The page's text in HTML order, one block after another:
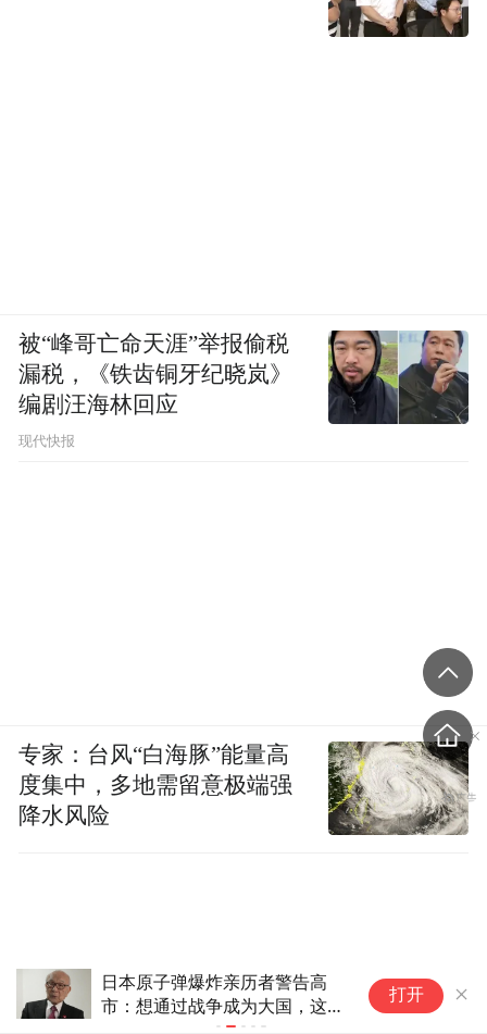
爆炸亲历者警告高
战争成为大国，这种
Cursor，即将彻底消失
打开
被“峰哥亡命天涯”举报偷税
漏税，《铁齿铜牙纪晓岚》
编剧汪海林回应
现代快报
专家：台风“白海豚”能量高
度集中，多地需留意极端强
降水风险